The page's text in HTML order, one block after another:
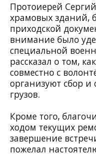
Протоиерей
храмовых зданий,
приходской
внимание было
специальной
рассказал о том,
совместно с
организуют сбор
грузов.
Кроме того,
ходом текущих
завершение
пожелал